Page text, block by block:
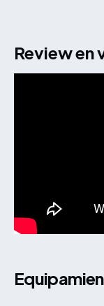
Review en